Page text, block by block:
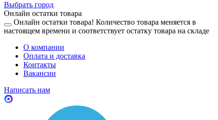
Выбрать город
Онлайн остатки товара
Онлайн остатки товара! Количество товара меняется в
настоящем времени и соответствует остатку товара на складе
О компании
Оплата и доставка
Контакты
Вакансии
Написать нам